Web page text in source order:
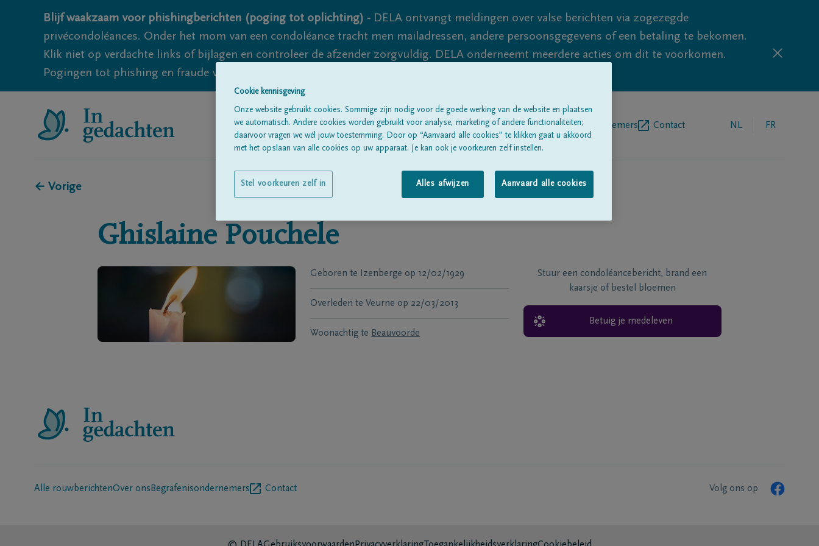
Blijf waakzaam voor phishingberichten (poging tot oplichting) - DELA ontvangt meldingen over valse berichten via zogezegde
privécondoléances. Onder het mom van een condoléance tracht men mailadressen, andere persoonsgegevens of een betaling te bekomen.
Klik niet op verdachte links of bijlagen en controleer de afzender zorgvuldig. DELA onderneemt meerdere acties om dit te voorkomen.
Pogingen tot phishing en fraude vallen echter nooit volledig uit te sluiten, dus blijf waakzaam.
Alle rouwberichten Over onsBegrafenisondernemers Contact NL FR
← Vorige
Ghislaine Pouchele
Geboren te Izenberge op 12/02/1929
Overleden te Veurne op 22/03/2013
Woonachtig te Beauvoorde
Stuur een condoléancebericht, brand een
kaarsje of bestel bloemen
Betuig je medeleven
Alle rouwberichtenOver ons Begrafenisondernemers Contact Volg ons op
Cookie kennisgeving
Onze website gebruikt cookies. Sommige zijn nodig voor de goede werking van de website en plaatsen
we automatisch. Andere cookies worden gebruikt voor analyse, marketing of andere functionaliteiten;
daarvoor vragen we wél jouw toestemming. Door op “Aanvaard alle cookies” te klikken gaat u akkoord
met het opslaan van alle cookies op uw apparaat. Je kan ook je voorkeuren zelf instellen.
Alles afwijzen Aanvaard alle cookies
Stel voorkeuren zelf in